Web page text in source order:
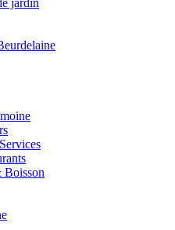
jardin
Boisson